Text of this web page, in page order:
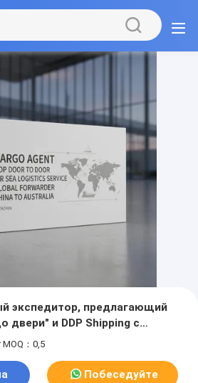
экспедитор, предлагающий
двери" и DDP Shipping с
MOQ：0,5
Побеседуйте